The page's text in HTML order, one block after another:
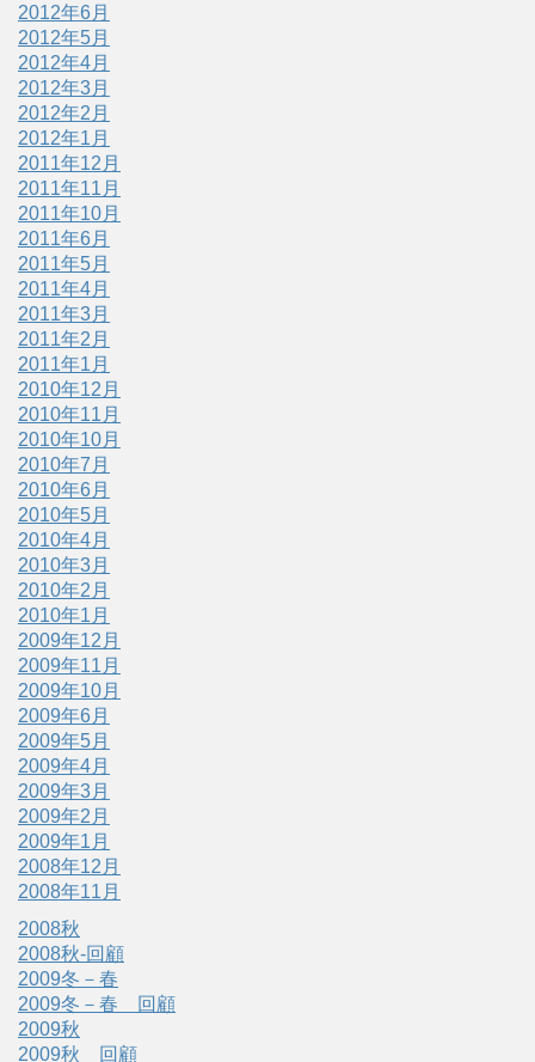
2012年6月
2012年5月
2012年4月
2012年3月
2012年2月
2012年1月
2011年12月
2011年11月
2011年10月
2011年6月
2011年5月
2011年4月
2011年3月
2011年2月
2011年1月
2010年12月
2010年11月
2010年10月
2010年7月
2010年6月
2010年5月
2010年4月
2010年3月
2010年2月
2010年1月
2009年12月
2009年11月
2009年10月
2009年6月
2009年5月
2009年4月
2009年3月
2009年2月
2009年1月
2008年12月
2008年11月
2008秋
2008秋-回顧
2009冬－春
2009冬－春 回顧
2009秋
2009秋 回顧